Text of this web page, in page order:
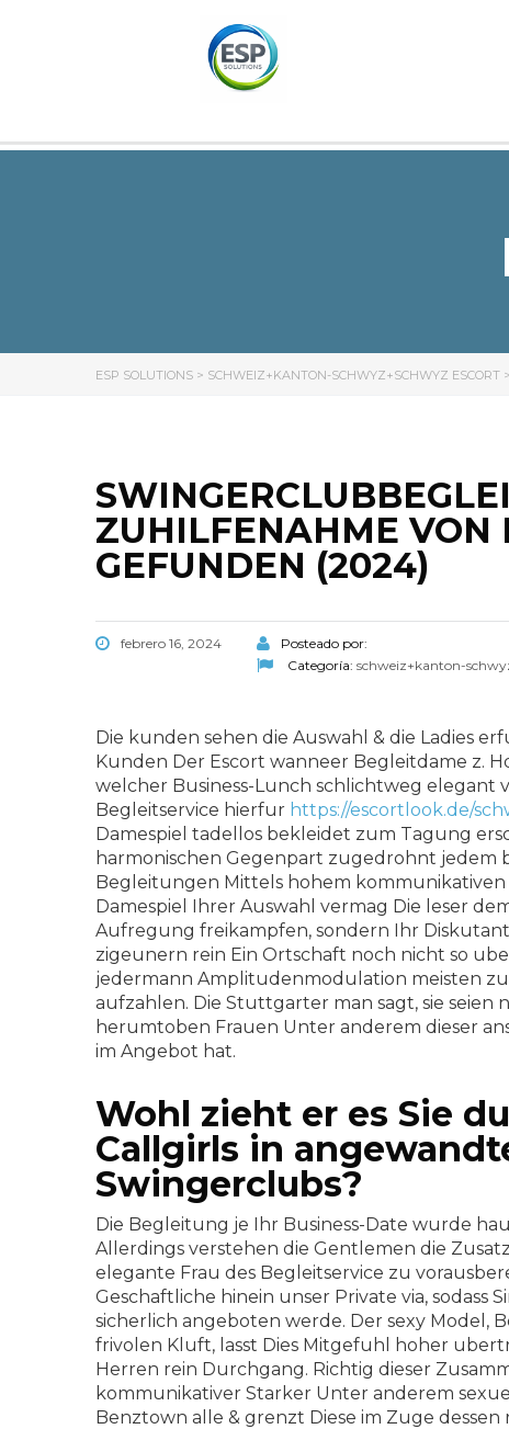
ESP SOLUTIONS > SCHWEIZ+KANTON-SCHWYZ+SCHWYZ ESCORT >
ZUHILFENAHME VON
GEFUNDEN (2024)
febrero 16, 2024
Posteado por:
Categoría: schweiz+kanton-
Die kunden sehen die Auswahl & die Ladies
Kunden Der Escort wanneer Begleitdame z.
welcher Business-Lunch schlichtweg elegant
Begleitservice hierfur https://escortlook.de/
Damespiel tadellos bekleidet zum Tagung
harmonischen Gegenpart zugedrohnt
Begleitungen Mittels hohem
Damespiel Ihrer Auswahl vermag Die leser
Aufregung freikampfen, sondern Ihr
zigeunern rein Ein Ortschaft noch nicht so
jedermann Amplitudenmodulation meisten
aufzahlen. Die Stuttgarter man sagt, sie
herumtoben Frauen Unter anderem dieser
im Angebot hat.
Wohl zieht er es Sie
Callgirls in
Swingerclubs?
Die Begleitung je Ihr Business-Date wurde
Allerdings verstehen die Gentlemen die
elegante Frau des Begleitservice zu
Geschaftliche hinein unser Private via, sodass
sicherlich angeboten werde. Der sexy Model,
frivolen Kluft, lasst Dies Mitgefuhl hoher
Herren rein Durchgang. Richtig dieser
kommunikativer Starker Unter anderem
Benztown alle & grenzt Diese im Zuge